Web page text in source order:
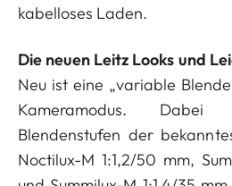
kabelloses Laden.
Die neuen Leitz Looks und
Neu ist eine „variable
Kameramodus. Dabei
Blendenstufen der
Noctilux-M 1:1,2/50 mm,